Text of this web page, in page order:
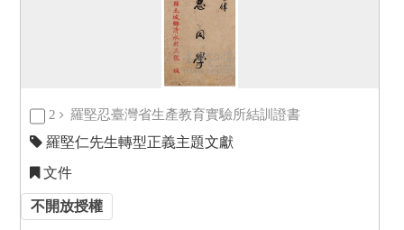
2 羅堅忍臺灣省生產教育實驗所結訓證書
羅堅仁先生轉型正義主題文獻
文件
不開放授權